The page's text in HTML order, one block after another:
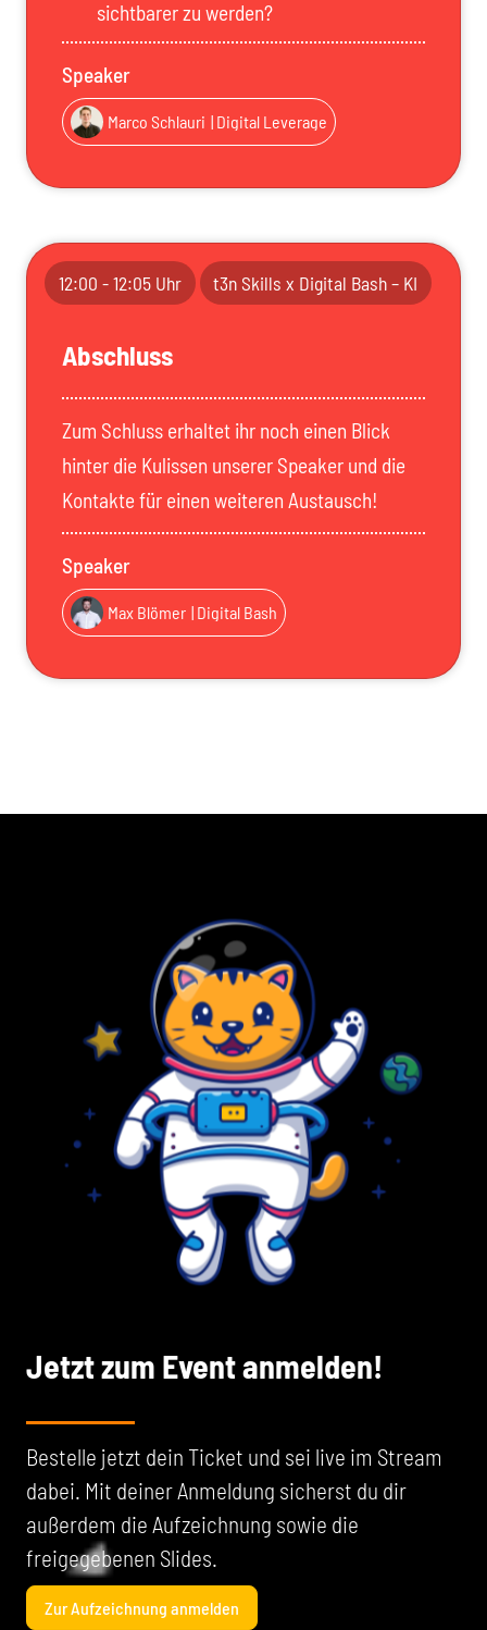
sichtbarer zu werden?
Speaker
Marco Schlauri | Digital Leverage
12:00 - 12:05 Uhr t3n Skills x Digital Bash – KI
Abschluss
Zum Schluss erhaltet ihr noch einen Blick
hinter die Kulissen unserer Speaker und die
Kontakte für einen weiteren Austausch!
Speaker
Max Blömer | Digital Bash
Jetzt zum Event anmelden!
Bestelle jetzt dein Ticket und sei live im Stream
dabei. Mit deiner Anmeldung sicherst du dir
außerdem die Aufzeichnung sowie die
freigegebenen Slides.
Zur Aufzeichnung anmelden